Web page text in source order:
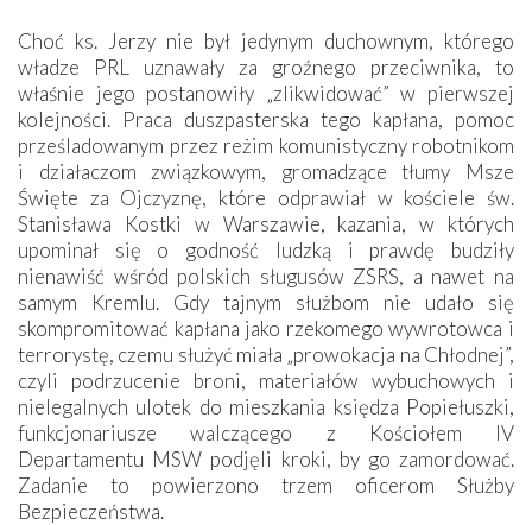
Choć ks. Jerzy nie był jedynym duchownym, którego
władze PRL uznawały za groźnego przeciwnika, to
właśnie jego postanowiły „zlikwidować” w pierwszej
kolejności. Praca duszpasterska tego kapłana, pomoc
prześladowanym przez reżim komunistyczny robotnikom
i działaczom związkowym, gromadzące tłumy Msze
Święte za Ojczyznę, które odprawiał w kościele św.
Stanisława Kostki w Warszawie, kazania, w których
upominał się o godność ludzką i prawdę budziły
nienawiść wśród polskich sługusów ZSRS, a nawet na
samym Kremlu. Gdy tajnym służbom nie udało się
skompromitować kapłana jako rzekomego wywrotowca i
terrorystę, czemu służyć miała „prowokacja na Chłodnej”,
czyli podrzucenie broni, materiałów wybuchowych i
nielegalnych ulotek do mieszkania księdza Popiełuszki,
funkcjonariusze walczącego z Kościołem IV
Departamentu MSW podjęli kroki, by go zamordować.
Zadanie to powierzono trzem oficerom Służby
Bezpieczeństwa.